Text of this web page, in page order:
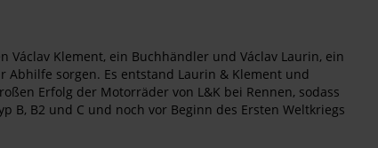
Václav Klement, ein Buchhändler und Václav Laurin, ein
sorgen. Es entstand Laurin & Klement und
Erfolg der Motorräder von L&K bei Rennen, sodass
B, B2 und C und noch vor Beginn des Ersten Weltkriegs